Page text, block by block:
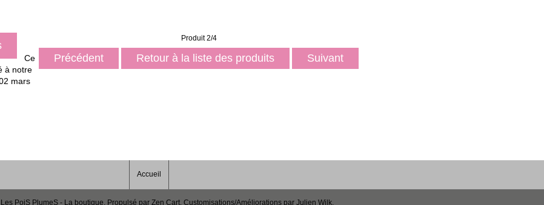
Produit 2/4
Précédent Retour à la liste des produits Suivant
Ce
à notre
mars
Accueil
Les PoiS PlumeS - La boutique. Propulsé par Zen Cart. Customisations/Améliorations par Julien Wilk.